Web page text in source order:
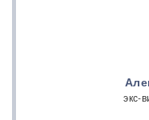
экс-